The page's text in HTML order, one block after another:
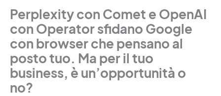
Perplexity con Comet e OpenAI
con Operator sfidano Google
con browser che pensano al
posto tuo. Ma per il tuo
business, è un’opportunità o
no?